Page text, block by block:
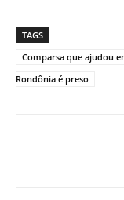
TAGS
Comparsa que ajudou
Rondônia é preso